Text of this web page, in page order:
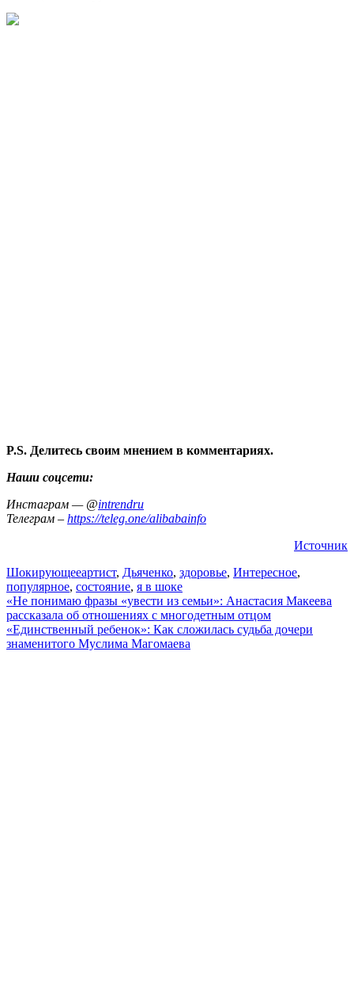
P.S. Делитесь своим мнением в комментариях.
Наши соцсети:
Инстаграм — @intrendru
Телеграм – https://teleg.one/alibabainfo
Источник
Шокирующееартист, Дьяченко, здоровье, Интересное,
популярное, состояние, я в шоке
Навигация
по
записям
«Не понимаю фразы «увести из семьи»: Анастасия Макеева
рассказала об отношениях с многодетным отцом
«Единственный ребенок»: Как сложилась судьба дочери
знаменитого Муслима Магомаева